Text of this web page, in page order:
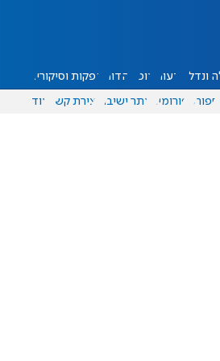
ונדל"ן דעות אוכל יהדות הפקות וסיקורים
ספורט פורומים אתר ישיבה יצירת קשר עוד